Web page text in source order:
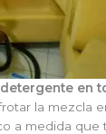
en
la mezcla
a medida que